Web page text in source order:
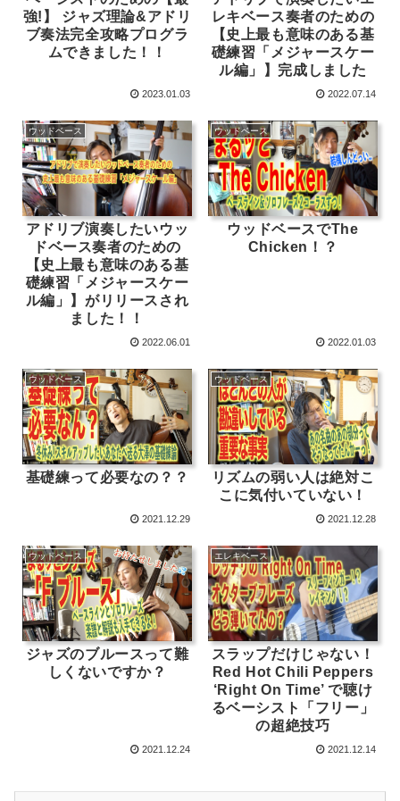
強!】 ジャズ理論&アドリ
ブ奏法完全攻略プログラ
ムできました！！
2023.01.03
レキベース奏者のための
【史上最も意味のある基
礎練習「メジャースケー
ル編」】完成しました
2022.07.14
ウッドベース
アドリブ演奏したいウッ
ドベース奏者のための
【史上最も意味のある基
礎練習「メジャースケー
ル編」】がリリースされ
ました！！
2022.06.01
ウッドベース
ウッドベースでThe
Chicken！？
2022.01.03
ウッドベース
基礎練って必要なの？？
2021.12.29
ウッドベース
リズムの弱い人は絶対こ
こに気付いていない！
2021.12.28
ウッドベース
ジャズのブルースって難
しくないですか？
2021.12.24
エレキベース
スラップだけじゃない！
Red Hot Chili Peppers
‘Right On Time’ で聴け
るベーシスト「フリー」
の超絶技巧
2021.12.14